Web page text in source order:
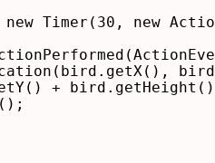
new Timer(30, new
+